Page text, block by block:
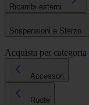
Ricambi esterni
Sospensioni e Sterzo
Acquista per categoria
Accessori
Ruote